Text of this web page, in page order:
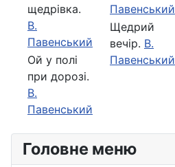
Головне меню
щедрівка.
В.
Павенський
Ой у полi
при дорозi.
В.
Павенський
Павенський
Щедрий
вечір. В.
Павенський